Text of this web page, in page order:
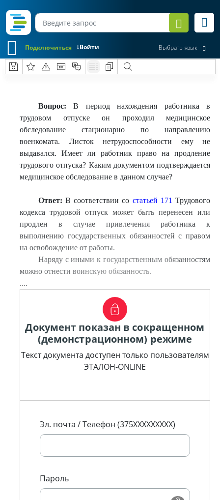
Войти
Подключиться Выбрать язык
Вопрос: В период нахождения работника в
трудовом отпуске он проходил медицинское
обследование стационарно по направлению
военкомата. Листок нетрудоспособности ему не
выдавался. Имеет ли работник право на продление
трудового отпуска? Каким документом подтверждается
медицинское обследование в данном случае?
Ответ: В соответствии со статьей 171 Трудового
кодекса трудовой отпуск может быть перенесен или
продлен в случае привлечения работника к
выполнению государственных обязанностей с правом
на освобождение от работы.
Наряду с иными к государственным обязанностям
можно отнести воинскую обязанность.
....
Документ показан в сокращенном
(демонстрационном) режиме
Текст документа доступен только пользователям
ЭТАЛОН-ONLINE
Эл. почта / Телефон (375XXXXXXXXX)
Пароль